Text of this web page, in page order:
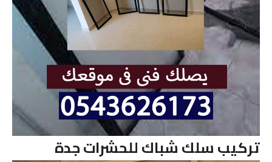
تركيب سلك شباك للحشرات جدة